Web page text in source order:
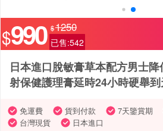
$990 $1250
已售:542
日本進口脫敏膏草本配方男士
射保健護理膏延時24小時硬舉
免運費 貨到付款 7天鑒賞期
台灣現貨
日本進口